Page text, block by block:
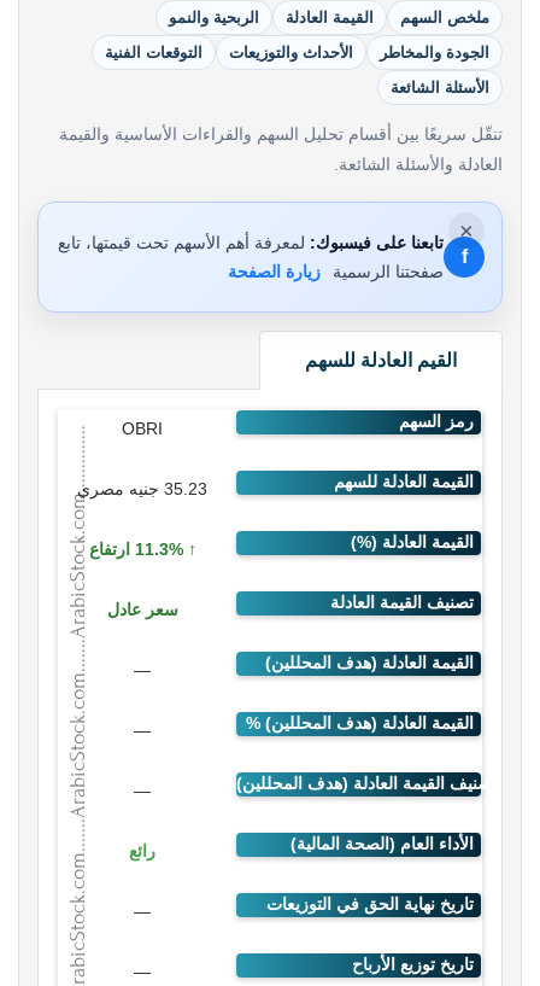
ملخص السهم القيمة العادلة
الربحية والنمو
الجودة والمخاطر
الأحداث والتوزيعات
التوقعات الفنية
الأسئلة الشائعة
تنقّل سريعًا بين أقسام تحليل السهم والقراءات الأساسية والقيمة
العادلة والأسئلة الشائعة.
×
f
تابعنا على فيسبوك: لمعرفة أهم الأسهم تحت قيمتها، تابع
صفحتنا الرسمية
زيارة الصفحة
القيم العادلة للسهم
OBRI
35.23 جنيه مصري
11.3% ارتفاع
سعر عادل
—
—
—
رائع
—
—